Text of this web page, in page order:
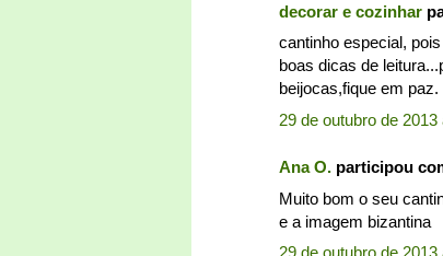
decorar e cozinhar
cantinho especial,
boas dicas de
beijocas,fique em paz.
29 de outubro de 2013
Ana O. participou
Muito bom o seu
e a imagem bizantina